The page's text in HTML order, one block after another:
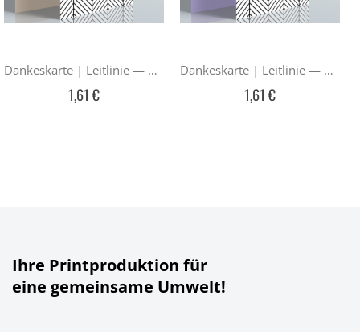
Dankeskarte | Leitlinie — Braun
1,61 €
Dankeskarte | Leitlinie — Violett
1,61 €
Ihre Printproduktion für
eine gemeinsame Umwelt!